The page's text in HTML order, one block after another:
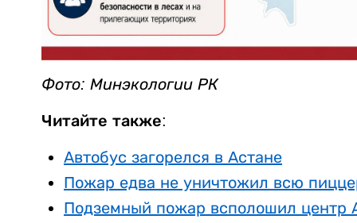
Фото: Минэкологии РК
Читайте также:
Автобус загорелся в Астане
Пожар едва не уничтожил всю
Подземный пожар всполошил центр